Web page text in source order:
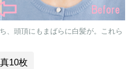
、頭頂にもまばらに白髪が。これら
10枚